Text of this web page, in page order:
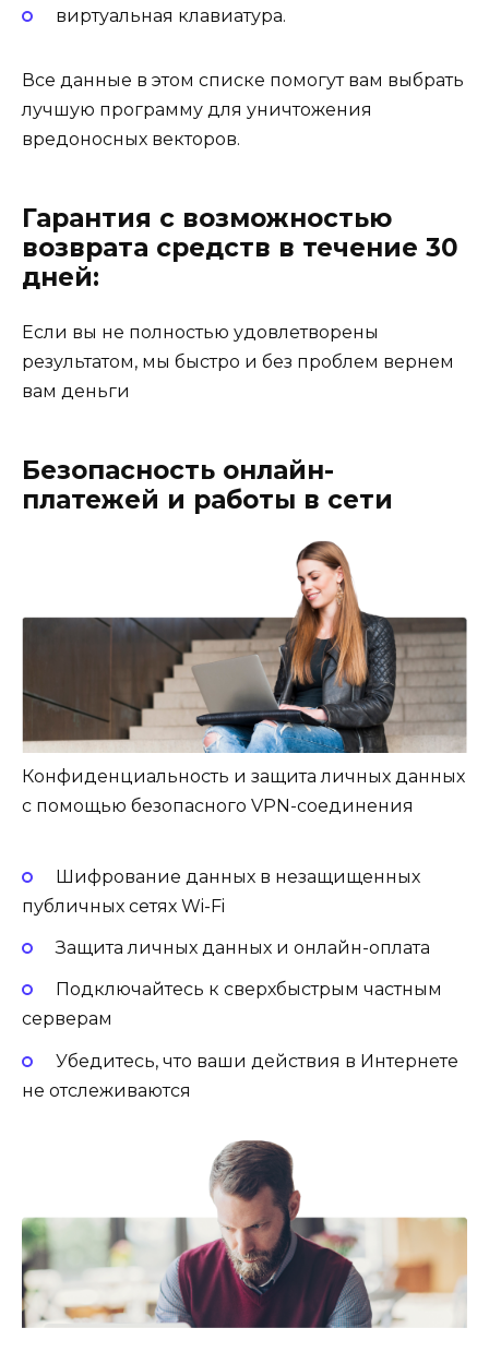
виртуальная клавиатура.
Все данные в этом списке помогут вам выбрать
лучшую программу для уничтожения
вредоносных векторов.
Гарантия с возможностью
возврата средств в течение 30
дней:
Если вы не полностью удовлетворены
результатом, мы быстро и без проблем вернем
вам деньги
Безопасность онлайн-
платежей и работы в сети
Конфиденциальность и защита личных данных
с помощью безопасного VPN-соединения
Шифрование данных в незащищенных
публичных сетях Wi-Fi
Защита личных данных и онлайн-оплата
Подключайтесь к сверхбыстрым частным
серверам
Убедитесь, что ваши действия в Интернете
не отслеживаются